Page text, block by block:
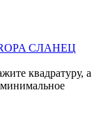
СЛАНЕЦ
квадратуру, а
минимальное